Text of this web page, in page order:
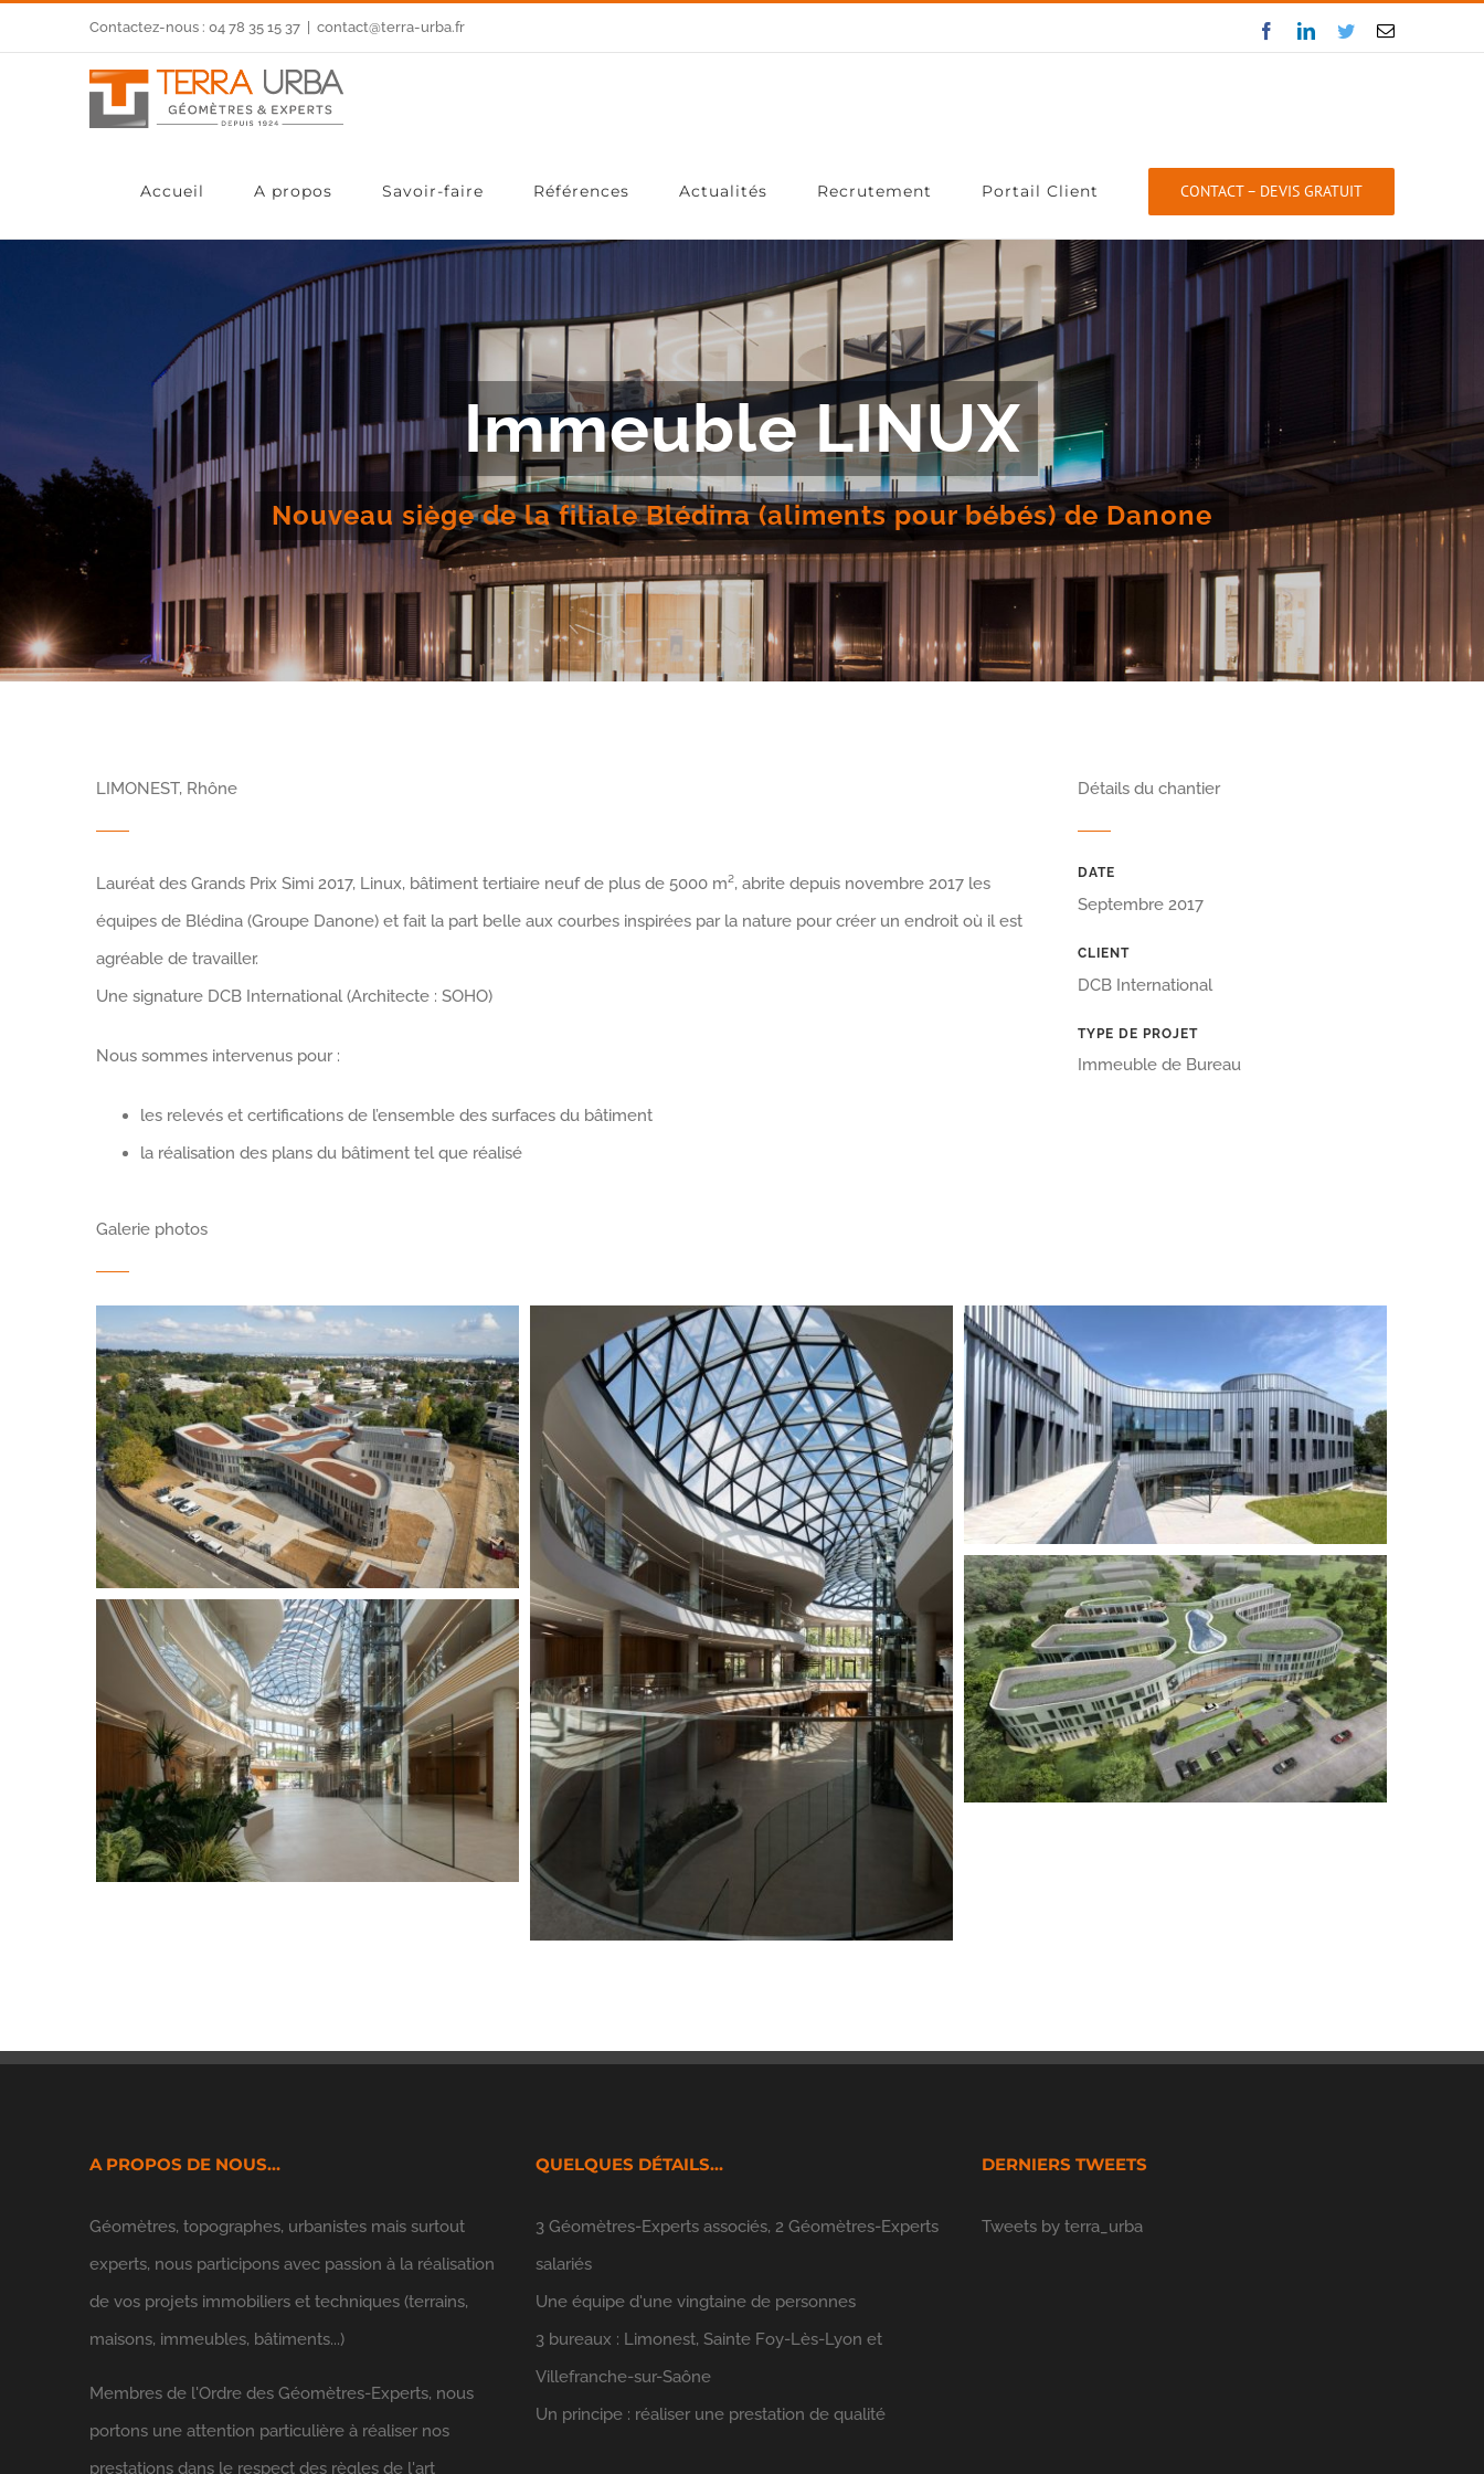
to
Contactez-nous : 04 78 35 15 37 contact@terra-urba.fr FacebookLinkedIn
TwitterEmail
Accueil A propos Savoir-faire Références Actualités Recrutement Portail Client CONTACT – DEVIS GRATUIT
Immeuble LINUX
Nouveau siège de la filiale Blédina (aliments pour bébés) de Danone
LIMONEST, Rhône
Lauréat des Grands Prix Simi 2017, Linux, bâtiment tertiaire neuf de plus de 5000 m², abrite depuis novembre 2017 les
équipes de Blédina (Groupe Danone) et fait la part belle aux courbes inspirées par la nature pour créer un endroit où il est
agréable de travailler.
Une signature DCB International (Architecte : SOHO)
Nous sommes intervenus pour :
les relevés et certifications de l’ensemble des surfaces du bâtiment
la réalisation des plans du bâtiment tel que réalisé
Détails du chantier
DATE
Septembre 2017
CLIENT
DCB International
TYPE DE PROJET
Immeuble de Bureau
Galerie photos
A PROPOS DE NOUS…
Géomètres, topographes, urbanistes mais surtout
experts, nous participons avec passion à la réalisation
de vos projets immobiliers et techniques (terrains,
maisons, immeubles, bâtiments...)
Membres de l'Ordre des Géomètres-Experts, nous
portons une attention particulière à réaliser nos
prestations dans le respect des règles de l'art
QUELQUES DÉTAILS…
3 Géomètres-Experts associés, 2 Géomètres-Experts
salariés
Une équipe d'une vingtaine de personnes
3 bureaux : Limonest, Sainte Foy-Lès-Lyon et
Villefranche-sur-Saône
Un principe : réaliser une prestation de qualité
DERNIERS TWEETS
Tweets by terra_urba